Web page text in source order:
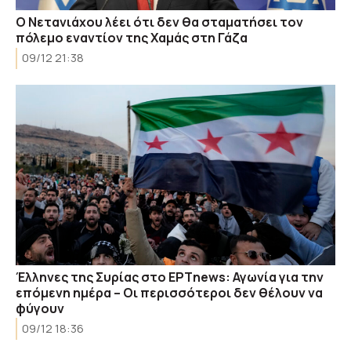
Ο Νετανιάχου λέει ότι δεν θα σταματήσει τον
πόλεμο εναντίον της Χαμάς στη Γάζα
09/12 21:38
Έλληνες της Συρίας στο ΕΡΤnews: Αγωνία για την
επόμενη ημέρα – Οι περισσότεροι δεν θέλουν να
φύγουν
09/12 18:36